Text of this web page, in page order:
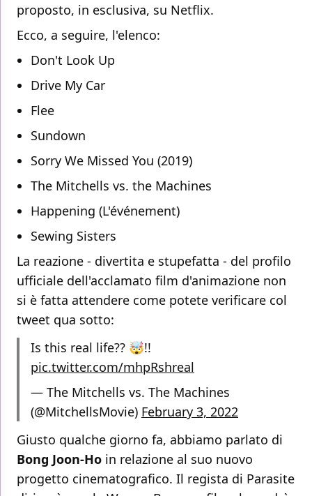
proposto, in esclusiva, su Netflix.
Ecco, a seguire, l'elenco:
Don't Look Up
Drive My Car
Flee
Sundown
Sorry We Missed You (2019)
The Mitchells vs. the Machines
Happening (L'événement)
Sewing Sisters
La reazione - divertita e stupefatta - del profilo
ufficiale dell'acclamato film d'animazione non
si è fatta attendere come potete verificare col
tweet qua sotto:
Is this real life?? 🤯!!
pic.twitter.com/mhpRshreal
— The Mitchells vs. The Machines
(@MitchellsMovie) February 3, 2022
Giusto qualche giorno fa, abbiamo parlato di
Bong Joon-Ho in relazione al suo nuovo
progetto cinematografico. Il regista di Parasite